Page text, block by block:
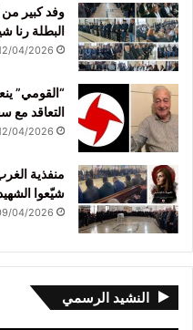
وفد كبير
البطلة رنا
04/2026
“القومي”
التعاقد مع
04/2026
منفذية
شيّعوا
04/2026
النشيد الرسمي